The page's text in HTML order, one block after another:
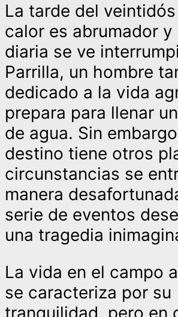
La tarde del
calor es abrumador y
diaria se ve
Parrilla, un hombre
dedicado a la vida
prepara para llenar
de agua. Sin
destino tiene otros
circunstancias se
manera
serie de eventos
una tragedia
La vida en el campo
se caracteriza por su
tranquilidad, pero en